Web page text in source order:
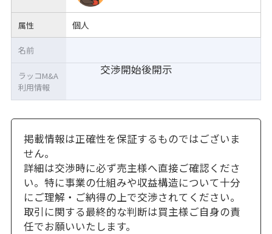
属性 個人
交渉開始後開示
名前
ラッコM&A
利用情報
掲載情報は正確性を保証するものではございま
せん。
詳細は交渉時に必ず売主様へ直接ご確認くださ
い。特に事業の仕組みや収益構造について十分
にご理解・ご納得の上で交渉されてください。
取引に関する最終的な判断は買主様ご自身の責
任でお願いいたします。